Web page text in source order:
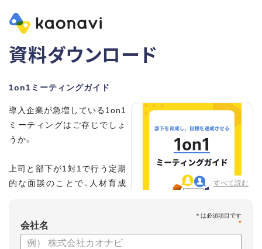
資料ダウンロード
1on1ミーティングガイド
すべて読む
導入企業が急増している1on1
ミーティングはご存じでしょ
うか。
上司と部下が1対1で行う定期
的な面談のことで、人材育成
こちらの資料では、
*
会社名